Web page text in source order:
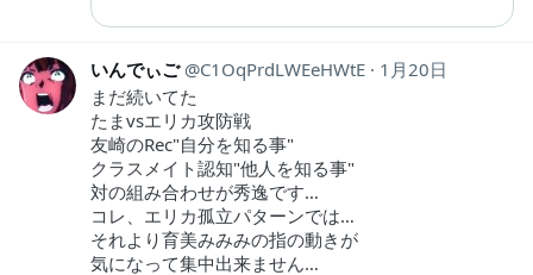
いんでぃご C1OqPrdLWEeHWtE
1月20日
まだ続いてた
たまvsエリカ攻防戦
友崎のRec"自分を知る事"
クラスメイト認知"他人を知る事"
対の組み合わせが秀逸です…
コレ、エリカ孤立パターンでは…
それより育美みみみの指の動きが
気になって集中出来ません…